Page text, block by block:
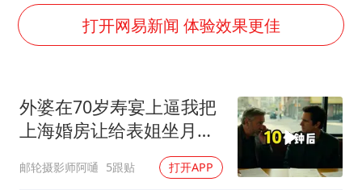
牛津大学一纸声明甩不了锅
香港宏福苑火灾或由烟头引起
西贝创始人贾国龙押注鲜羊赛道
“不怕六爷挂得多 就怕六爷挂一颗”
董璇小酒窝朵朵为佟丽娅庆生
打开网易新闻 体验效果更佳
外婆在70岁寿宴上逼我把
上海婚房让给表姐坐月
子，我说行转问舅舅
邮轮摄影师阿嗵 5跟贴 打开APP